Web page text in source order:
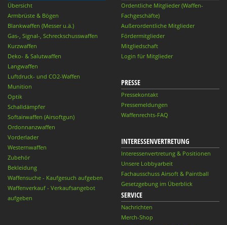
Übersicht
Armbrüste & Bögen
Blankwaffen (Messer u.ä.)
Gas-, Signal-, Schreckschusswaffen
Kurzwaffen
Deko- & Salutwaffen
Langwaffen
Luftdruck- und CO2-Waffen
Munition
Optik
Schalldämpfer
Softairwaffen (Airsoftgun)
Ordonnanzwaffen
Vorderlader
Westernwaffen
Zubehör
Bekleidung
Waffensuche - Kaufgesuch aufgeben
Waffenverkauf - Verkaufsangebot
aufgeben
Ordentliche Mitglieder (Waffen-
Fachgeschäfte)
Außerordentliche Mitglieder
Fördermitglieder
Mitgliedschaft
Login für Mitglieder
PRESSE
Pressekontakt
Pressemeldungen
Waffenrechts-FAQ
INTERESSENVERTRETUNG
Interessenvertretung & Positionen
Unsere Lobbyarbeit
Fachausschuss Airsoft & Paintball
Gesetzgebung im Überblick
SERVICE
Nachrichten
Merch-Shop